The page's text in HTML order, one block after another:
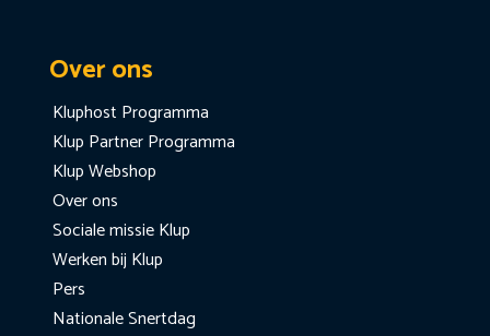
Over ons
Kluphost Programma
Klup Partner Programma
Klup Webshop
Over ons
Sociale missie Klup
Werken bij Klup
Pers
Nationale Snertdag